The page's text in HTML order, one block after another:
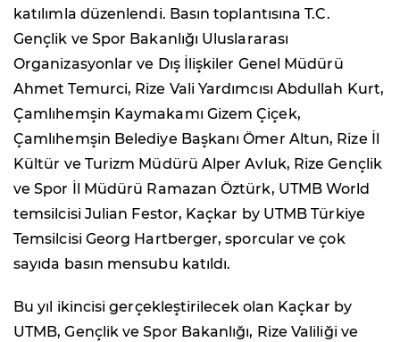
katılımla düzenlendi. Basın toplantısına T.C.
Gençlik ve Spor Bakanlığı Uluslararası
Organizasyonlar ve Dış İlişkiler Genel Müdürü
Ahmet Temurci, Rize Vali Yardımcısı Abdullah Kurt,
Çamlıhemşin Kaymakamı Gizem Çiçek,
Çamlıhemşin Belediye Başkanı Ömer Altun, Rize İl
Kültür ve Turizm Müdürü Alper Avluk, Rize Gençlik
ve Spor İl Müdürü Ramazan Öztürk, UTMB World
temsilcisi Julian Festor, Kaçkar by UTMB Türkiye
Temsilcisi Georg Hartberger, sporcular ve çok
sayıda basın mensubu katıldı.
Bu yıl ikincisi gerçekleştirilecek olan Kaçkar by
UTMB, Gençlik ve Spor Bakanlığı, Rize Valiliği ve